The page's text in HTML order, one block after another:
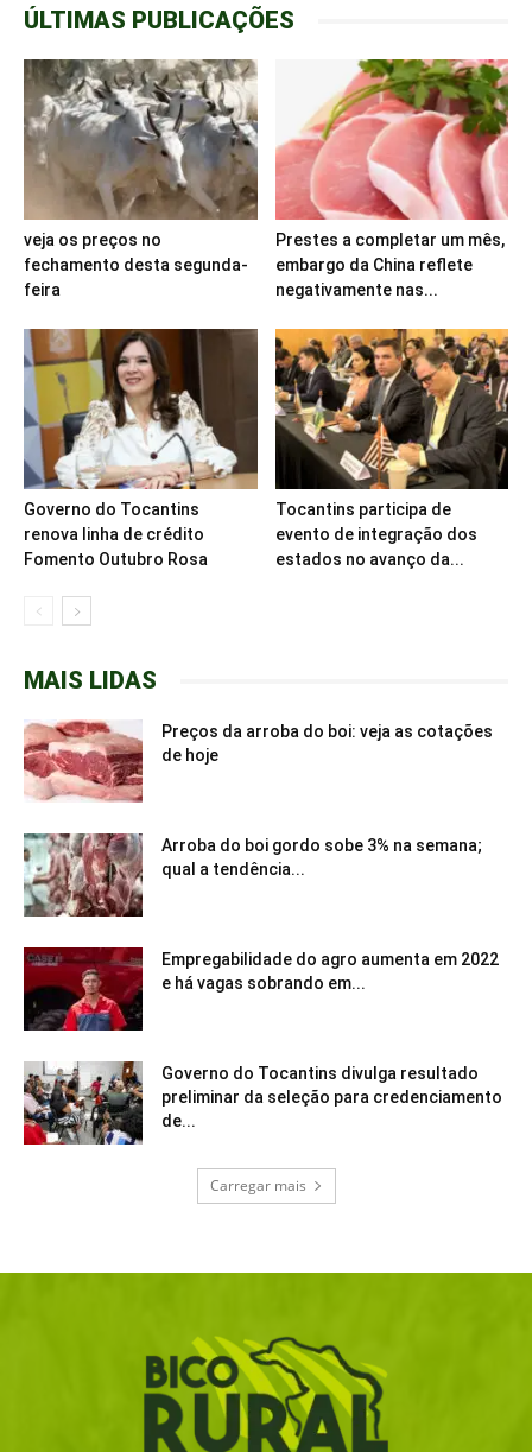
ÚLTIMAS PUBLICAÇÕES
veja os preços no
fechamento desta segunda-
feira
Prestes a completar um mês,
embargo da China reflete
negativamente nas...
Governo do Tocantins
renova linha de crédito
Fomento Outubro Rosa
Tocantins participa de
evento de integração dos
estados no avanço da...
MAIS LIDAS
Preços da arroba do boi: veja as cotações
de hoje
Arroba do boi gordo sobe 3% na semana;
qual a tendência...
Empregabilidade do agro aumenta em 2022
e há vagas sobrando em...
Governo do Tocantins divulga resultado
preliminar da seleção para credenciamento
de...
Carregar mais